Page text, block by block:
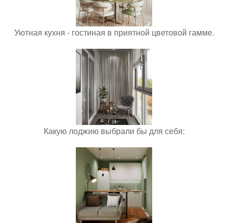
Уютная кухня - гостиная в приятной цветовой гамме.
Какую лоджию выбрали бы для себя: